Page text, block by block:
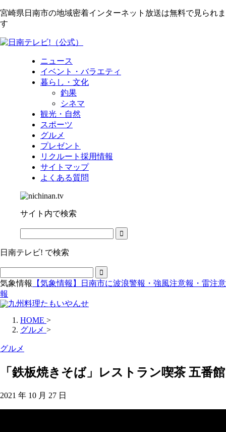
宮崎県日南市の地域密着インターネット放送は無料で見られま
す
ニュース
イベント・バラエティ
暮らし・文化
釣果
シネマ
観光・自然
スポーツ
グルメ
プレゼント
リクルート採用情報
サイトマップ
よくある質問
サイト内で検索
日南テレビ! で検索
気象情報
【気象情報】日南市に波浪警報・強風注意報・雷注意
報
HOME >
グルメ >
グルメ
「鉄板焼きそば」レストラン喫茶 五番館
2021 年 10 月 27 日